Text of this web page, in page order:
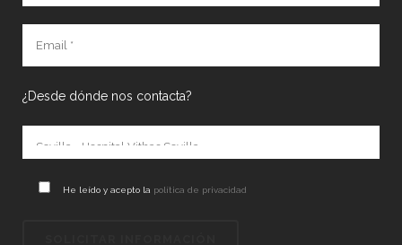
¿Desde dónde nos contacta?
He leído y acepto la política de privacidad